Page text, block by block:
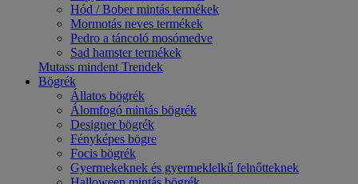
Hód / Bober mintás termékek
Mormotás neves termékek
Pedro a táncoló mosómedve
Sad hamster termékek
Mutass mindent Trendek
Bögrék
Állatos bögrék
Álomfogó mintás bögrék
Designer bögrék
Fényképes bögre
Focis bögrék
Gyermekeknek és gyermeklelkű felnőtteknek